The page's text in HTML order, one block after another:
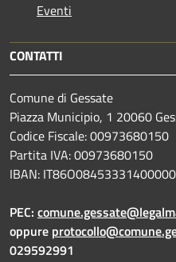
Eventi
CONTATTI
Comune di Gessate
Piazza Municipio, 1 20060
Codice Fiscale: 00973680150
Partita IVA: 00973680150
IBAN:
PEC:
oppure
029592991